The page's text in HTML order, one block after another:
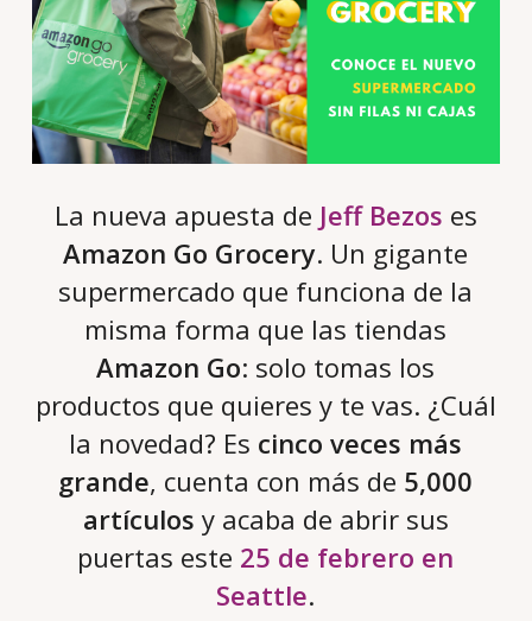
La nueva apuesta de Jeff Bezos es
Amazon Go Grocery. Un gigante
supermercado que funciona de la
misma forma que las tiendas
Amazon Go: solo tomas los
productos que quieres y te vas. ¿Cuál
la novedad? Es cinco veces más
grande, cuenta con más de 5,000
artículos y acaba de abrir sus
puertas este 25 de febrero en
Seattle.